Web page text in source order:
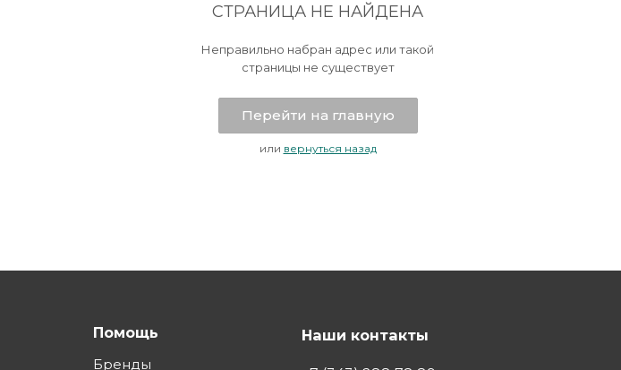
СТРАНИЦА НЕ НАЙДЕНА
Неправильно набран адрес или такой
страницы не существует
Перейти на главную
или вернуться назад
Помощь
Бренды
Наши контакты